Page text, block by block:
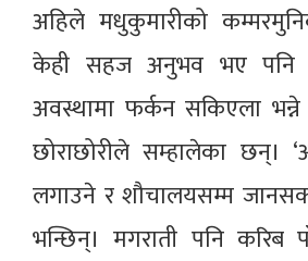
अहिले मधुकुमारीको
केही सहज अनुभव भए पनि
अवस्थामा फर्कन सकिएला
छोराछोरीले सम्हालेका
लगाउने र शौचालयसम्म
भन्छिन्। मगराती पनि करिब